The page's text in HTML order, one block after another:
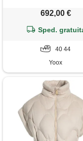
692,00 €
Sped.
40 44
Yoox